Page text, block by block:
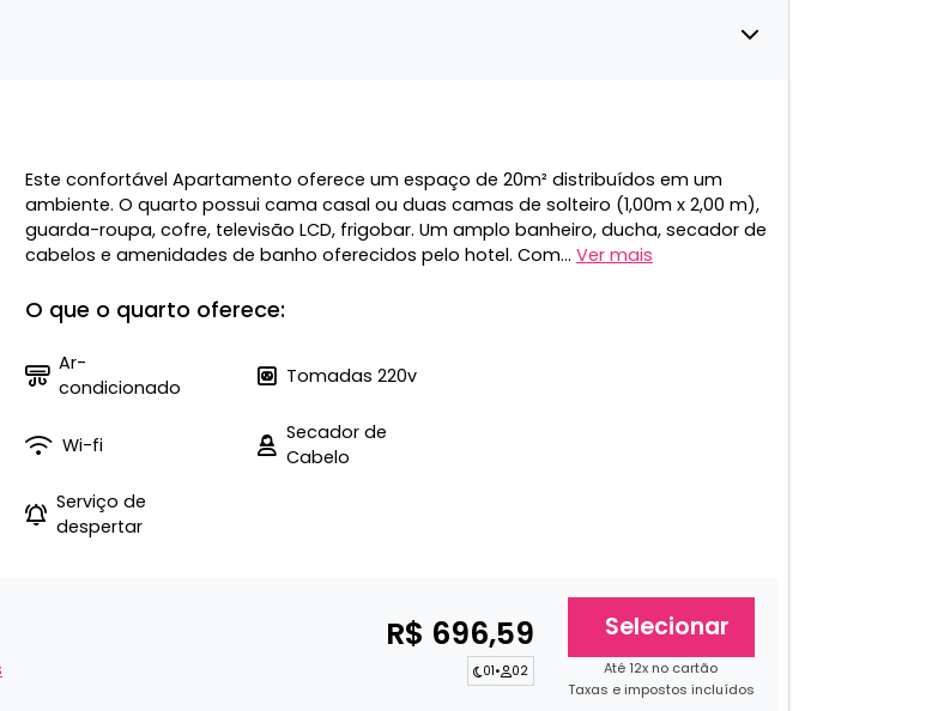
Este confortável Apartamento oferece um espaço de 20m² distribuídos em um
ambiente. O quarto possui cama casal ou duas camas de solteiro (1,00m x 2,00 m),
guarda-roupa, cofre, televisão LCD, frigobar. Um amplo banheiro, ducha, secador de
cabelos e amenidades de banho oferecidos pelo hotel. Com... Ver mais
O que o quarto oferece:
Ar-
condicionado
Tomadas 220v
Wi-fi
Secador de
Cabelo
Serviço de
despertar
R$ 696,59
01• 02
Selecionar
Até 12x no cartão
Taxas e impostos incluídos